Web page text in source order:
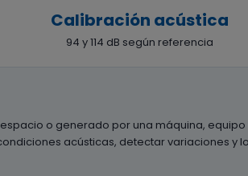
Calibración acústica
94 y 114 dB según referencia
o generado por una máquina, equipo
acústicas, detectar variaciones y